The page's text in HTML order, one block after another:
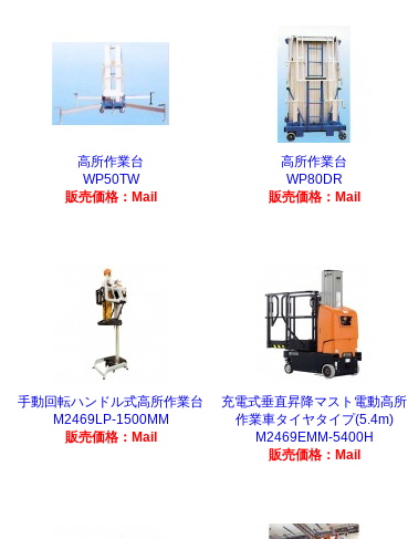
高所作業台
WP50TW
販売価格：Mail
高所作業台
WP80DR
販売価格：Mail
手動回転ハンドル式高所作業台
M2469LP-1500MM
販売価格：Mail
充電式垂直昇降マスト電動高所
作業車タイヤタイプ(5.4m)
M2469EMM-5400H
販売価格：Mail